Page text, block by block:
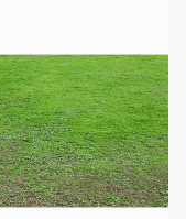
無料ダウンロード